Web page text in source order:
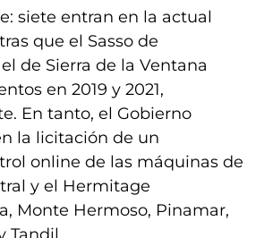
siete entran en la actual
que el Sasso de
de Sierra de la Ventana
en 2019 y 2021,
En tanto, el Gobierno
la licitación de un
online de las máquinas de
y el Hermitage
Monte Hermoso, Pinamar,